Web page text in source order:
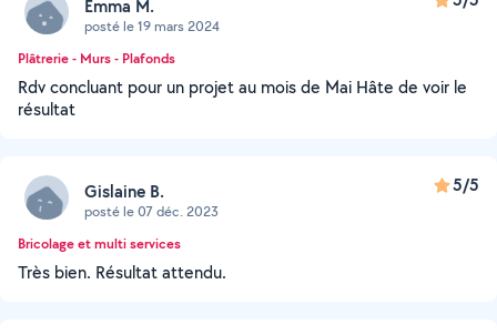
Emma M.
posté le 19 mars 2024
Plâtrerie - Murs - Plafonds
Rdv concluant pour un projet au mois de Mai Hâte de voir le
résultat
Gislaine B.
posté le 07 déc. 2023
5/5
Bricolage et multi services
Très bien. Résultat attendu.